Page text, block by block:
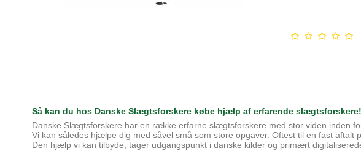
Så kan du hos Danske Slægtsforskere købe hjælp af erfarende slægtsforskere!
Danske Slægtsforskere har en række erfarne slægtsforskere med stor viden inden
Vi kan således hjælpe dig med såvel små som store opgaver. Oftest til en fast aftalt
Den hjælp vi kan tilbyde, tager udgangspunkt i danske kilder og primært